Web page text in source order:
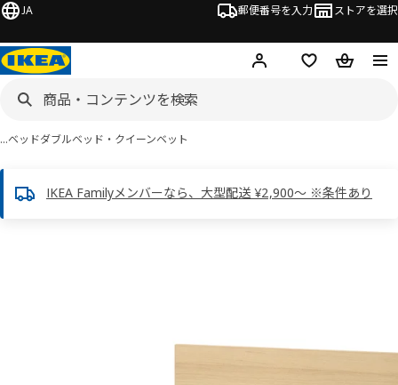
JA 郵便番号を入力 ストアを選択
ログイン・新規入会
欲しいものリスト
カート
…ベッドダブルベッド・クイーンベット
IKEA Familyメンバーなら、大型配送 ¥2,900～ ※条件あり